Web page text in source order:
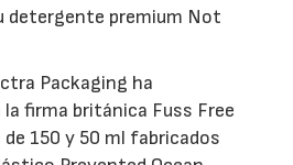
detergente premium Not
Packaging ha
la firma británica Fuss Free
150 y 50 ml fabricados